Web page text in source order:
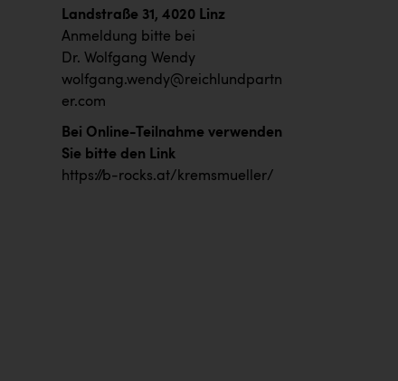
Landstraße 31, 4020 Linz
Anmeldung bitte bei
Dr. Wolfgang Wendy
wolfgang.wendy@reichlundpartn
er.com
Bei Online-Teilnahme verwenden
Sie bitte den Link
https://b-rocks.at/kremsmueller/